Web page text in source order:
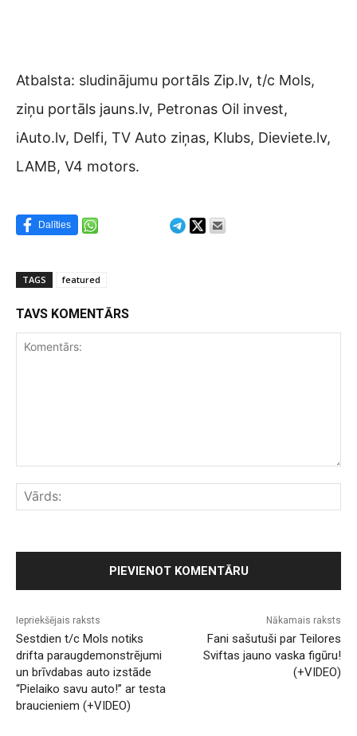
Atbalsta: sludinājumu portāls Zip.lv, t/c Mols,
ziņu portāls jauns.lv, Petronas Oil invest,
iAuto.lv, Delfi, TV Auto ziņas, Klubs, Dieviete.lv,
LAMB, V4 motors.
Dalīties
TAGS featured
TAVS KOMENTĀRS
Iepriekšējais raksts
Sestdien t/c Mols notiks
drifta paraugdemonstrējumi
un brīvdabas auto izstāde
“Pielaiko savu auto!” ar testa
braucieniem (+VIDEO)
Nākamais raksts
Fani sašutuši par Teilores
Sviftas jauno vaska figūru!
(+VIDEO)